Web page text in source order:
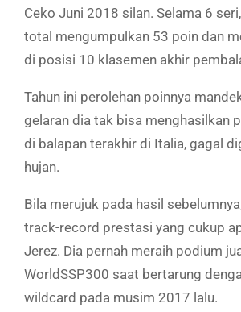
Ceko Juni 2018 silan. Selama 6
total mengumpulkan 53 poin dan
di posisi 10 klasemen akhir
Tahun ini perolehan poinnya
gelaran dia tak bisa menghasilkan
di balapan terakhir di Italia, gagal
hujan.
Bila merujuk pada hasil
track-record prestasi yang cukup
Jerez. Dia pernah meraih podium
WorldSSP300 saat bertarung
wildcard pada musim 2017 lalu.